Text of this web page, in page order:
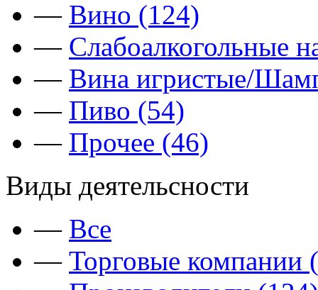
— Вино (124)
— Слабоалкогольные
— Вина игристые/
— Пиво (54)
— Прочее (46)
Виды деятельсности
— Все
— Торговые компании